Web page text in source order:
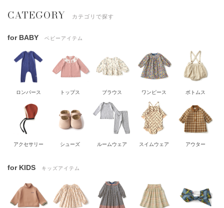
CATEGORY カテゴリで探す
for BABY ベビーアイテム
ロンパース トップス ブラウス ワンピース ボトムス
アクセサリー シューズ ルームウェア スイムウェア アウター
for KIDS キッズアイテム